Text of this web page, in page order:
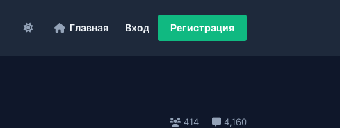
Главная Вход Регистрация
414 4,160